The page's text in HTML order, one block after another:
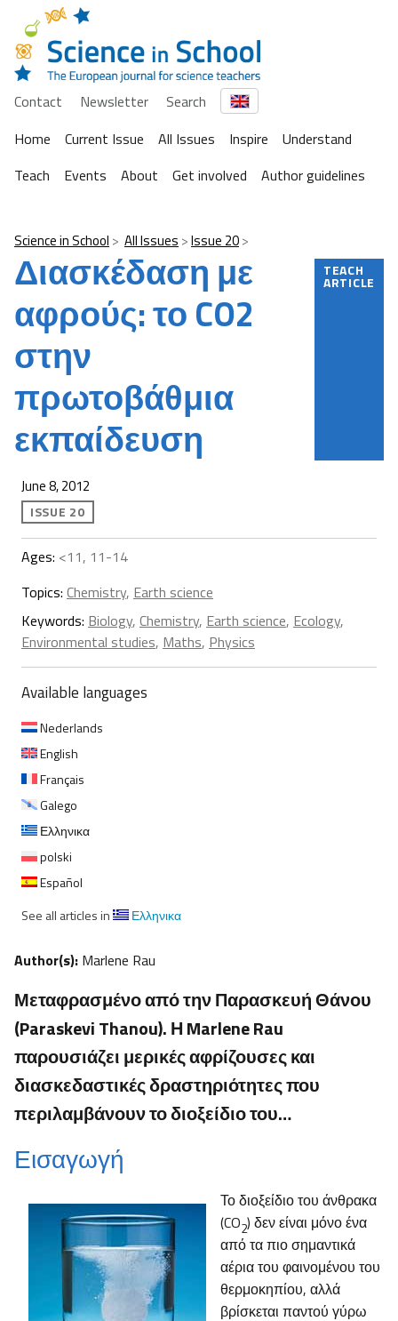
Contact Newsletter
Search
Home
Current Issue All Issues Inspire
Understand
Teach
Events About Get involved Author guidelines
Science in School All Issues Issue 20
Διασκέδαση με
αφρούς: το CO2
στην
πρωτοβάθμια
εκπαίδευση
TEACH
ARTICLE
June 8, 2012
ISSUE 20
Ages: <11, 11-14
Topics: Chemistry, Earth science
Keywords: Biology, Chemistry, Earth science, Ecology,
Environmental studies, Maths, Physics
Available languages
Nederlands
English
Français
Galego
Ελληνικα
polski
Español
See all articles in
Ελληνικα
Author(s): Marlene Rau
Μεταφρασμένο από την Παρασκευή Θάνου
(Paraskevi Thanou). Η Marlene Rau
παρουσιάζει μερικές αφρίζουσες και
διασκεδαστικές δραστηριότητες που
περιλαμβάνουν το διοξείδιο του…
Εισαγωγή
Το διοξείδιο του άνθρακα
(CO2) δεν είναι μόνο ένα
από τα πιο σημαντικά
αέρια του φαινομένου του
θερμοκηπίου, αλλά
βρίσκεται παντού γύρω